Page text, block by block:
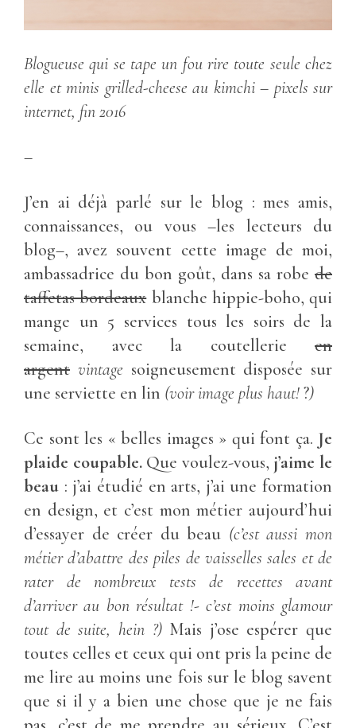
Blogueuse qui se tape un fou rire toute seule chez
elle et minis grilled-cheese au kimchi – pixels sur
internet, fin 2016
–
J’en ai déjà parlé sur le blog : mes amis,
connaissances, ou vous –les lecteurs du
blog–, avez souvent cette image de moi,
ambassadrice du bon goût, dans sa robe de
taffetas bordeauxblanche hippie-boho, qui
mange un 5 services tous les soirs de la
semaine, avec la coutellerie en
argent vintage soigneusement disposée sur
une serviette en lin (voir image plus haut!?)
Ce sont les « belles images » qui font ça. Je
plaide coupable.Que voulez-vous, j’aime le
beau : j’ai étudié en arts, j’ai une formation
en design, et c’est mon métier aujourd’hui
d’essayer de créer du beau (c’est aussi mon
métier d’abattre des piles de vaisselles sales et de
rater de nombreux tests de recettes avant
d’arriver au bon résultat !- c’est moins glamour
tout de suite, hein ?)Mais j’ose espérer que
toutes celles et ceux qui ont pris la peine de
me lire au moins une fois sur le blog savent
que si il y a bien une chose que je ne fais